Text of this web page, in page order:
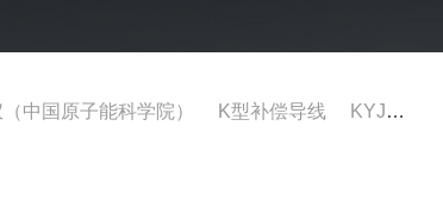
中国原子能科学院） K型补偿导线 KYJV22控制电缆供应